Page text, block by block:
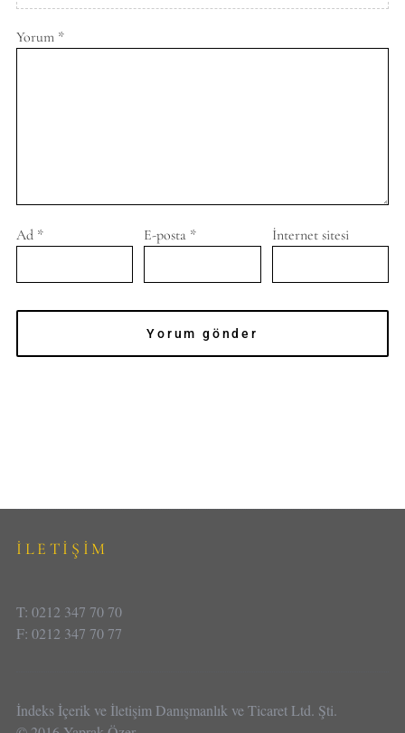
Yorum *
Ad * E-posta * İnternet sitesi
İLETİŞİM
T: 0212 347 70 70
F: 0212 347 70 77
İndeks İçerik ve İletişim Danışmanlık ve Ticaret Ltd. Şti.